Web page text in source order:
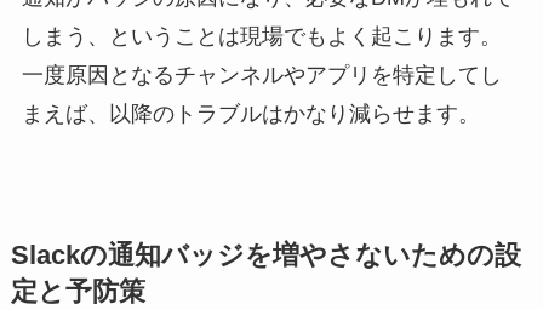
しまう、ということは現場でもよく起こります。
一度原因となるチャンネルやアプリを特定してし
まえば、以降のトラブルはかなり減らせます。
Slackの通知バッジを増やさないための設
定と予防策